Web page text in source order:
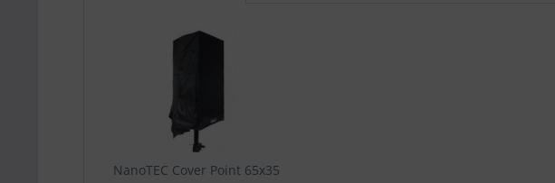
NanoTEC Cover Point 65x35